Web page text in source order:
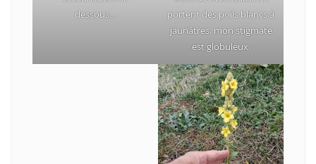
dessous…
portent des poils blancs à
jaunâtres, mon stigmate
est globuleux.